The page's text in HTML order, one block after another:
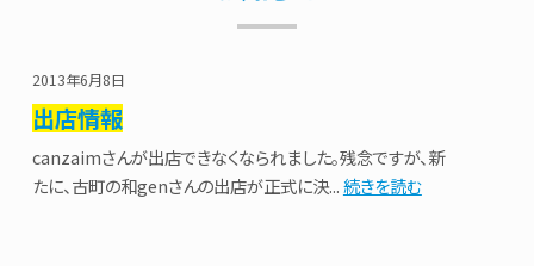
2013年6月8日
出店情報
canzaimさんが出店できなくなられました。残念ですが、新
たに、古町の和genさんの出店が正式に決...続きを読む